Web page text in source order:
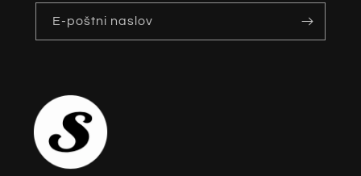
E-poštni naslov